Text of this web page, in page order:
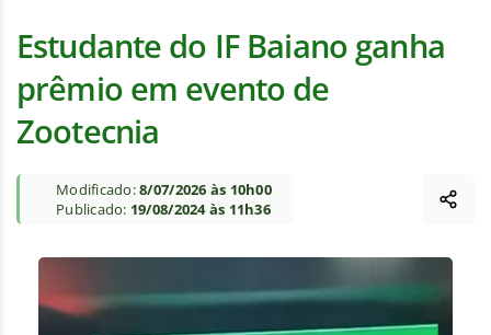
Estudante do IF Baiano ganha
prêmio em evento de
Zootecnia
Modificado:8/07/2026 às 10h00
Publicado: 19/08/2024 às 11h36